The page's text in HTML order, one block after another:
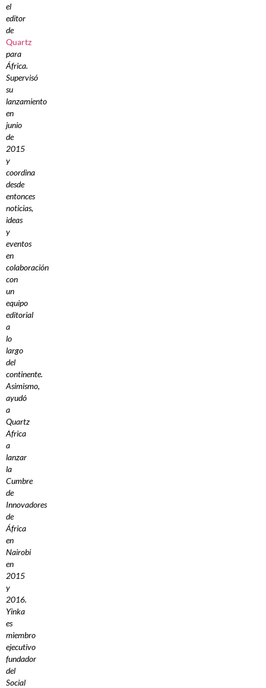
el
editor
de
Quartz
para
África.
Supervisó
su
lanzamiento
en
junio
de
2015
y
coordina
desde
entonces
noticias,
ideas
y
eventos
en
colaboración
con
un
equipo
editorial
a
lo
largo
del
continente.
Asimismo,
ayudó
a
Quartz
Africa
a
lanzar
la
Cumbre
de
Innovadores
de
África
en
Nairobi
en
2015
y
2016.
Yinka
es
miembro
ejecutivo
fundador
del
Social